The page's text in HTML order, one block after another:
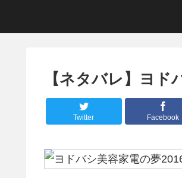
【ネタバレ】ヨド
Twitter Facebook